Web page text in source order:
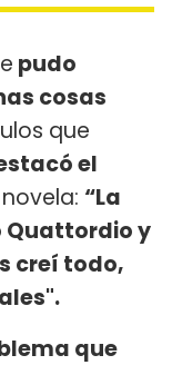
pudo
cosas
que
el
“La
Quattordio y
creí todo,
que